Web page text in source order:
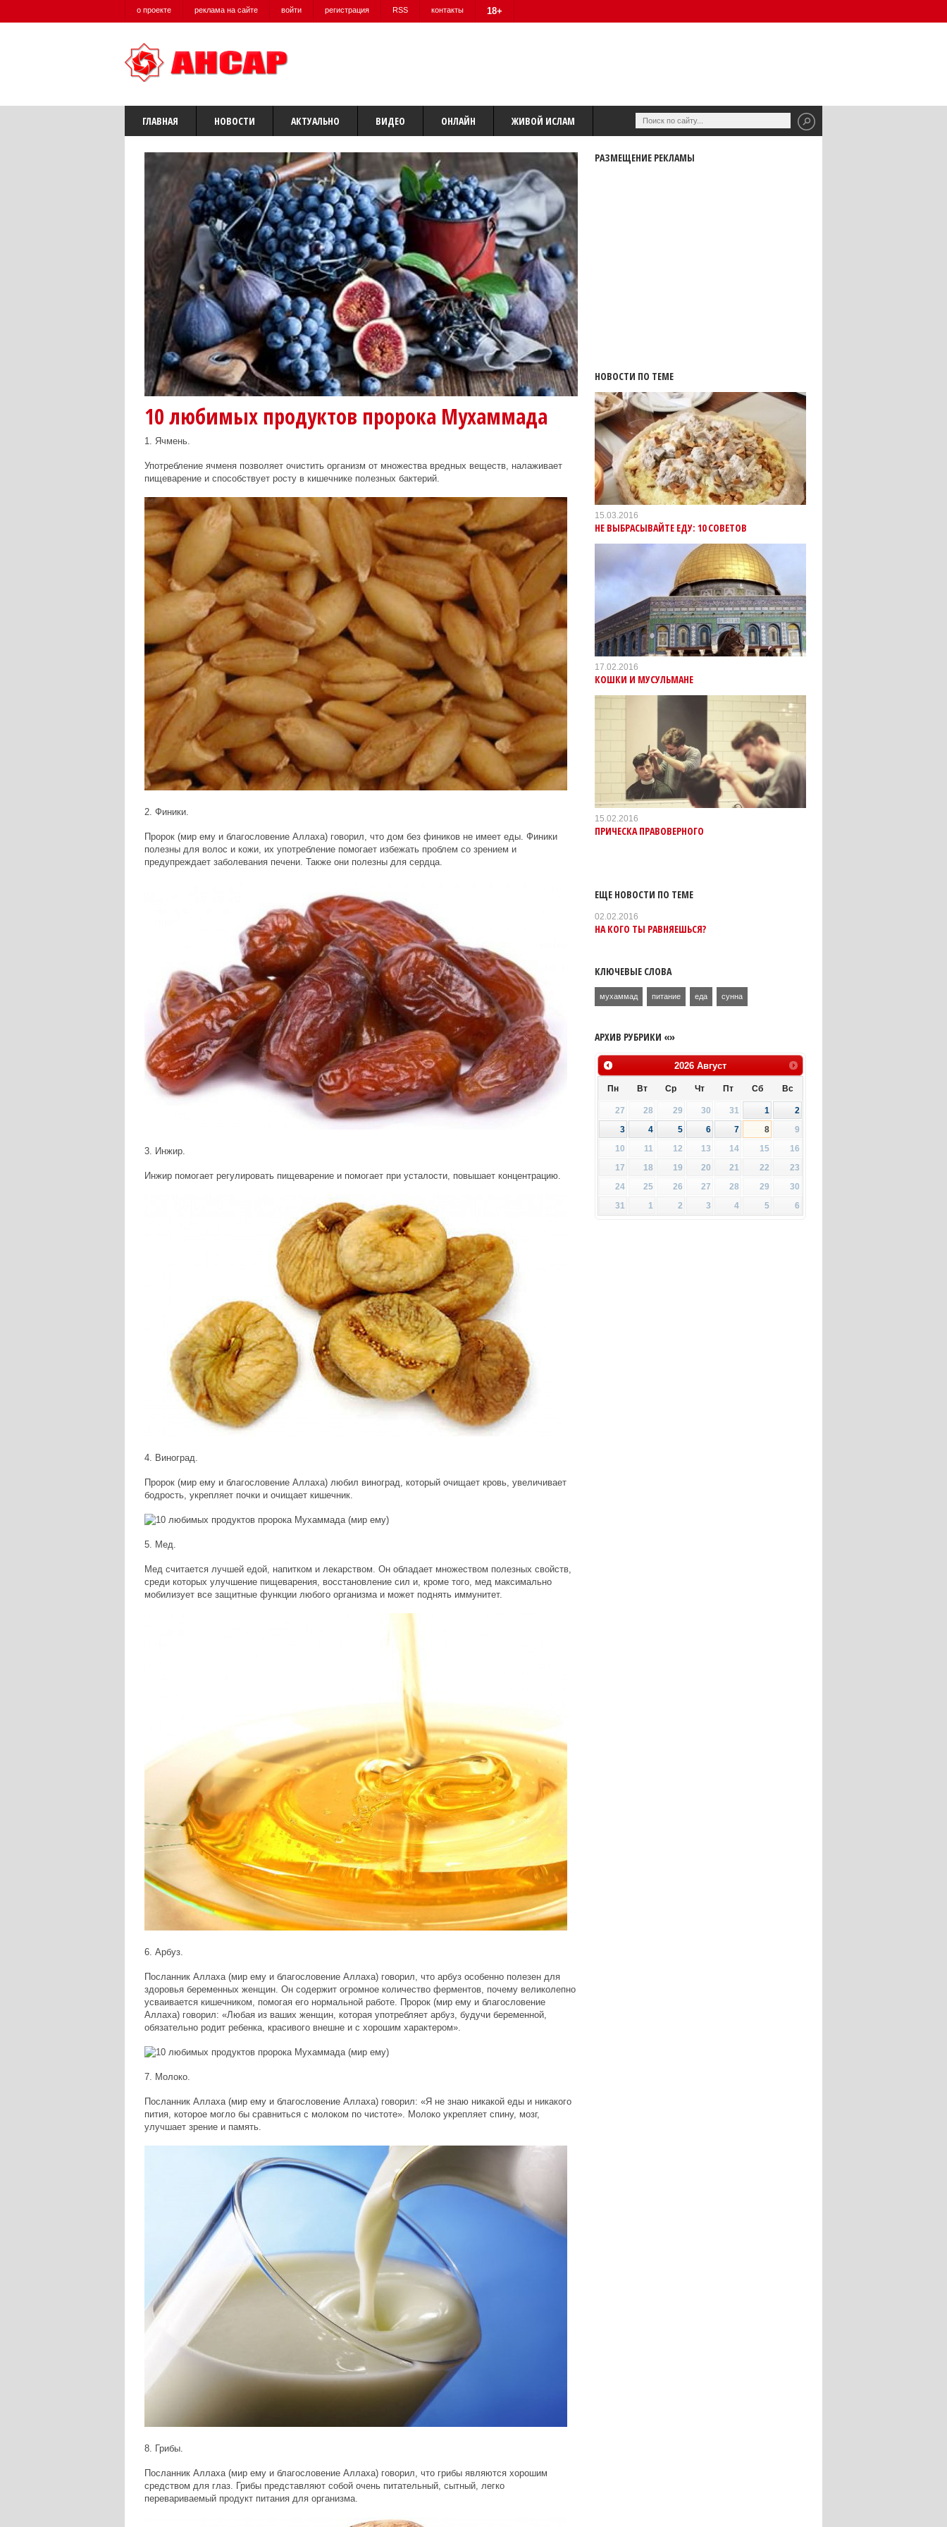
о проекте реклама на сайте войти регистрация RSS контакты 18+
ГЛАВНАЯ НОВОСТИ АКТУАЛЬНО ВИДЕО ОНЛАЙН ЖИВОЙ ИСЛАМ
10 любимых продуктов пророка Мухаммада
1. Ячмень.
Употребление ячменя позволяет очистить организм от множества вредных веществ, налаживает
пищеварение и способствует росту в кишечнике полезных бактерий.
2. Финики.
Пророк (мир ему и благословение Аллаха) говорил, что дом без фиников не имеет еды. Финики
полезны для волос и кожи, их употребление помогает избежать проблем со зрением и
предупреждает заболевания печени. Также они полезны для сердца.
3. Инжир.
Инжир помогает регулировать пищеварение и помогает при усталости, повышает концентрацию.
4. Виноград.
Пророк (мир ему и благословение Аллаха) любил виноград, который очищает кровь, увеличивает
бодрость, укрепляет почки и очищает кишечник.
5. Мед.
Мед считается лучшей едой, напитком и лекарством. Он обладает множеством полезных свойств,
среди которых улучшение пищеварения, восстановление сил и, кроме того, мед максимально
мобилизует все защитные функции любого организма и может поднять иммунитет.
6. Арбуз.
Посланник Аллаха (мир ему и благословение Аллаха) говорил, что арбуз особенно полезен для
здоровья беременных женщин. Он содержит огромное количество ферментов, почему великолепно
усваивается кишечником, помогая его нормальной работе. Пророк (мир ему и благословение
Аллаха) говорил: «Любая из ваших женщин, которая употребляет арбуз, будучи беременной,
обязательно родит ребенка, красивого внешне и с хорошим характером».
7. Молоко.
Посланник Аллаха (мир ему и благословение Аллаха) говорил: «Я не знаю никакой еды и никакого
пития, которое могло бы сравниться с молоком по чистоте». Молоко укрепляет спину, мозг,
улучшает зрение и память.
8. Грибы.
Посланник Аллаха (мир ему и благословение Аллаха) говорил, что грибы являются хорошим
средством для глаз. Грибы представляют собой очень питательный, сытный, легко
перевариваемый продукт питания для организма.
РАЗМЕЩЕНИЕ РЕКЛАМЫ
НОВОСТИ ПО ТЕМЕ
15.03.2016
НЕ ВЫБРАСЫВАЙТЕ ЕДУ: 10 СОВЕТОВ
17.02.2016
КОШКИ И МУСУЛЬМАНЕ
15.02.2016
ПРИЧЕСКА ПРАВОВЕРНОГО
ЕЩЕ НОВОСТИ ПО ТЕМЕ
02.02.2016
НА КОГО ТЫ РАВНЯЕШЬСЯ?
КЛЮЧЕВЫЕ СЛОВА
мухаммад питание еда сунна
АРХИВ РУБРИКИ «»
2026 Август
Пн Вт Ср Чт Пт Сб Вс
27 28 29 30 31 1
2
3
4 5 6 7 8
9
10
11 12 13 14 15
16
17
18 19 20 21 22
23
24
25 26 27 28 29
30
31
1 2 3 4 5 6